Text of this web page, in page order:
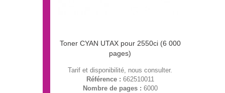
Toner CYAN UTAX pour 2550ci (6 000
pages)
Tarif et disponibilité, nous consulter.
Référence : 662510011
Nombre de pages : 6000